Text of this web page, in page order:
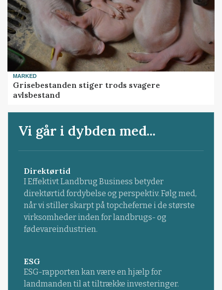
MARKED
Grisebestanden stiger trods svagere
avlsbestand
Vi går i dybden med...
Direktørtid
I Effektivt Landbrug Business betyder
direktørtid fordybelse og perspektiv. Følg med,
når vi stiller skarpt på topcheferne i de største
virksomheder inden for landbrugs- og
fødevareindustrien.
ESG
ESG-rapporten kan være en hjælp for
landmanden til at tiltrække investeringer.